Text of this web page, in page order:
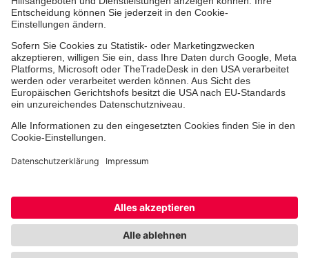
Johanniter-Jugend
Spendenprojekte
Kindertagesstätten
Einrichtungen
Cookie-Einstellungen Datenschutz Barrierefreiheit
Impressum Kontakt Widerruf